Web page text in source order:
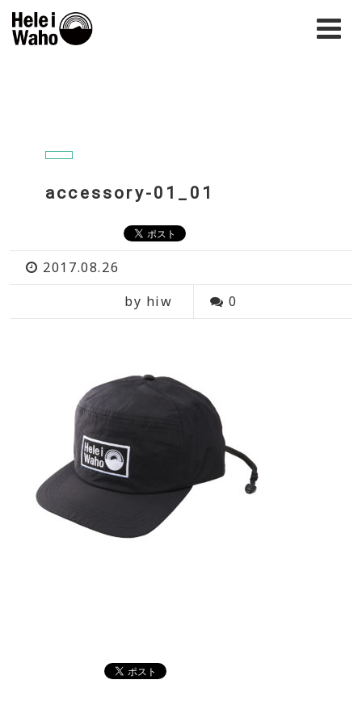
accessory-01_01
2017.08.26
by hiw
0